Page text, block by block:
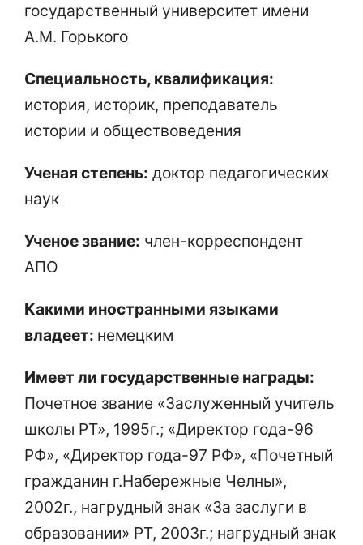
государственный университет имени
А.М. Горького
Специальность, квалификация:
история, историк, преподаватель
истории и обществоведения
Ученая степень: доктор педагогических
наук
Ученое звание: член-корреспондент
АПО
Какими иностранными языками
владеет: немецким
Имеет ли государственные награды:
Почетное звание «Заслуженный учитель
школы РТ», 1995г.; «Директор года-96
РФ», «Директор года-97 РФ», «Почетный
гражданин г.Набережные Челны»,
2002г., нагрудный знак «За заслуги в
образовании» РТ, 2003г.; нагрудный знак